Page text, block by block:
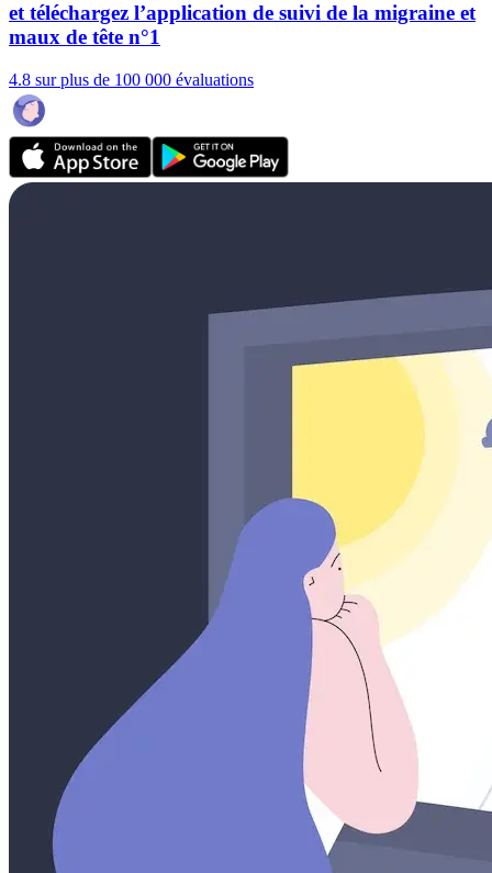
et téléchargez l’application de suivi de la migraine et
maux de tête n°1
4.8 sur plus de 100 000 évaluations